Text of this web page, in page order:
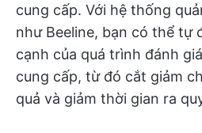
cung cấp. Với hệ thống
như Beeline, bạn có thể tự
cạnh của quá trình đánh
cung cấp, từ đó cắt giảm
quả và giảm thời gian ra